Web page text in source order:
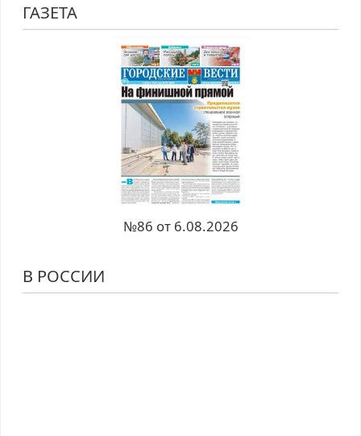
ГАЗЕТА
№86 от 6.08.2026
В РОССИИ